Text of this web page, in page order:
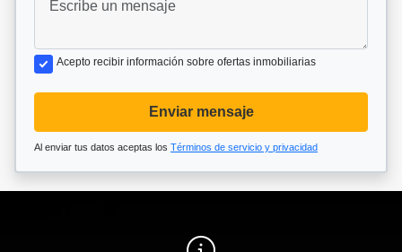
Acepto recibir información sobre ofertas inmobiliarias
Enviar mensaje
Al enviar tus datos aceptas los Términos de servicio y privacidad